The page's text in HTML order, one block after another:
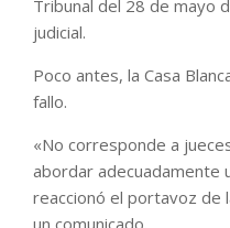
Tribunal del 28 de mayo
judicial.
Poco antes, la Casa
fallo.
«No corresponde a
abordar adecuadamente
reaccionó el portavoz de